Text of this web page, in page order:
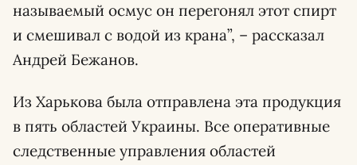
называемый осмус он перегонял этот спирт
и смешивал с водой из крана”, – рассказал
Андрей Бежанов.
Из Харькова была отправлена эта продукция
в пять областей Украины. Все оперативные
следственные управления областей